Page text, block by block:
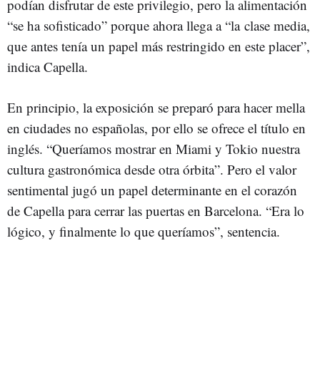
podían disfrutar de este privilegio, pero la alimentación
“se ha sofisticado” porque ahora llega a “la clase media,
que antes tenía un papel más restringido en este placer”,
indica Capella.
En principio, la exposición se preparó para hacer mella
en ciudades no españolas, por ello se ofrece el título en
inglés. “Queríamos mostrar en Miami y Tokio nuestra
cultura gastronómica desde otra órbita”. Pero el valor
sentimental jugó un papel determinante en el corazón
de Capella para cerrar las puertas en Barcelona. “Era lo
lógico, y finalmente lo que queríamos”, sentencia.